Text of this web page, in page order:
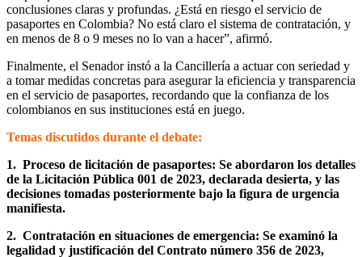
conclusiones claras y profundas. ¿Está en riesgo el servicio de
pasaportes en Colombia? No está claro el sistema de contratación, y
en menos de 8 o 9 meses no lo van a hacer”, afirmó.
Finalmente, el Senador instó a la Cancillería a actuar con seriedad y
a tomar medidas concretas para asegurar la eficiencia y transparencia
en el servicio de pasaportes, recordando que la confianza de los
colombianos en sus instituciones está en juego.
Temas discutidos durante el debate:
1. Proceso de licitación de pasaportes: Se abordaron los detalles
de la Licitación Pública 001 de 2023, declarada desierta, y las
decisiones tomadas posteriormente bajo la figura de urgencia
manifiesta.
2. Contratación en situaciones de emergencia: Se examinó la
legalidad y justificación del Contrato número 356 de 2023,